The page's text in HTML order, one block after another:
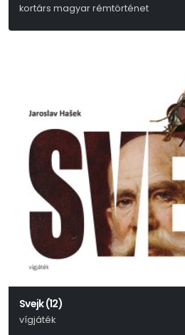
kortárs magyar rémtörténet
Svejk (12)
vígjáték